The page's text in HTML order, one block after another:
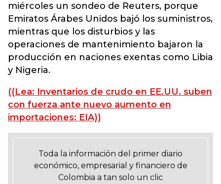
miércoles un sondeo de Reuters, porque
Emiratos Árabes Unidos bajó los suministros,
mientras que los disturbios y las
operaciones de mantenimiento bajaron la
producción en naciones exentas como Libia
y Nigeria.
((Lea: Inventarios de crudo en EE.UU. suben
con fuerza ante nuevo aumento en
importaciones: EIA))
Toda la información del primer diario
económico, empresarial y financiero de
Colombia a tan solo un clic